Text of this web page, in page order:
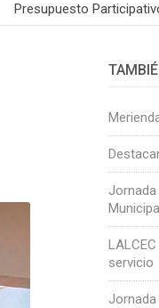
Presupuesto
servicio
Jornada